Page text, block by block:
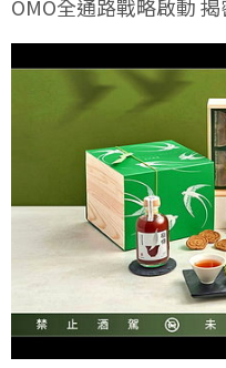
OMO全通路戰略啟動